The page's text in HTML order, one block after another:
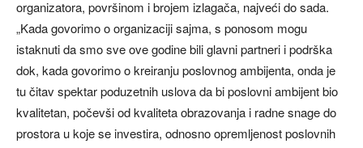
organizatora, površinom i brojem izlagača, najveći do sada.
„Kada govorimo o organizaciji sajma, s ponosom mogu
istaknuti da smo sve ove godine bili glavni partneri i podrška
dok, kada govorimo o kreiranju poslovnog ambijenta, onda je
tu čitav spektar poduzetnih uslova da bi poslovni ambijent bio
kvalitetan, počevši od kvaliteta obrazovanja i radne snage do
prostora u koje se investira, odnosno opremljenost poslovnih